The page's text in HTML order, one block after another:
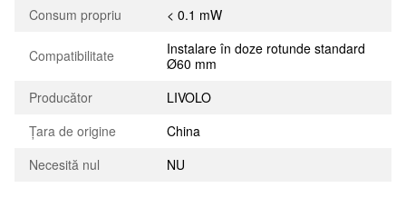
Consum propriu < 0.1 mW
Compatibilitate
Instalare în doze rotunde standard
Ø60 mm
Producător
LIVOLO
Țara de origine
China
Necesită nul
NU